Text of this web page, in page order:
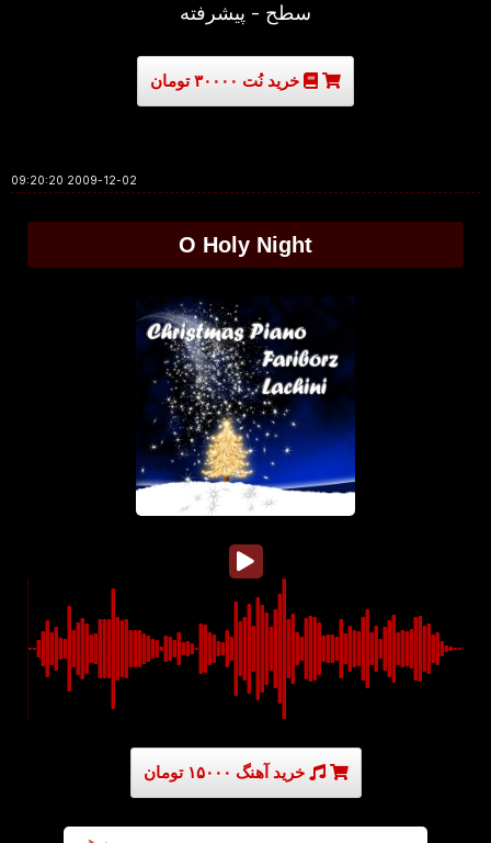
سطح - پیشرفته
خرید نُت ۳۰۰۰۰ تومان
2009-12-02 09:20:20
O Holy Night
خرید آهنگ ۱۵۰۰۰ تومان